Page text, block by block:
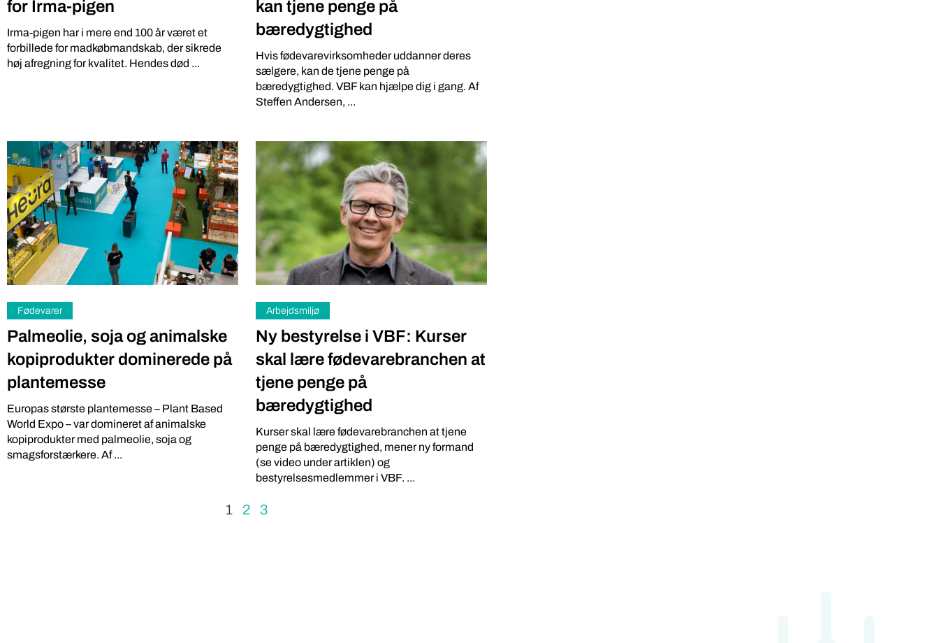
for Irma-pigen
Irma-pigen har i mere end 100 år været et
forbillede for madkøbmandskab, der sikrede
høj afregning for kvalitet. Hendes død ...
kan tjene penge på
bæredygtighed
Hvis fødevarevirksomheder uddanner deres
sælgere, kan de tjene penge på
bæredygtighed. VBF kan hjælpe dig i gang. Af
Steffen Andersen, ...
Fødevarer
Palmeolie, soja og animalske
kopiprodukter dominerede på
plantemesse
Europas største plantemesse – Plant Based
World Expo – var domineret af animalske
kopiprodukter med palmeolie, soja og
smagsforstærkere. Af ...
Arbejdsmiljø
Ny bestyrelse i VBF: Kurser
skal lære fødevarebranchen at
tjene penge på
bæredygtighed
Kurser skal lære fødevarebranchen at tjene
penge på bæredygtighed, mener ny formand
(se video under artiklen) og
bestyrelsesmedlemmer i VBF. ...
1 2 3